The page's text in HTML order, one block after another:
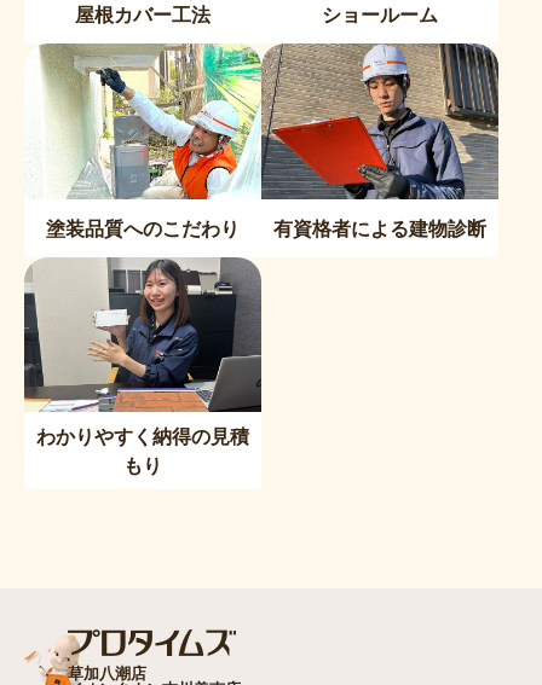
屋根カバー工法 ショールーム
塗装品質へのこだわり 有資格者による建物診断
わかりやすく納得の見積
もり
草加八潮店